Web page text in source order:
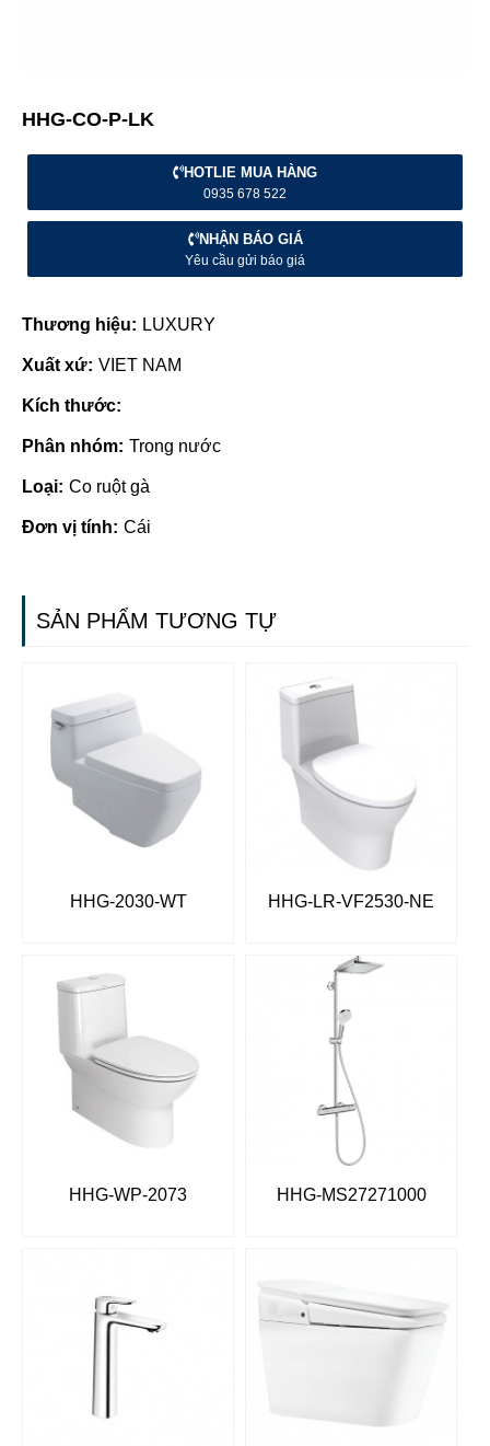
HHG-CO-P-LK
HOTLIE MUA HÀNG
0935 678 522
NHẬN BÁO GIÁ
Yêu cầu gửi báo giá
Thương hiệu: LUXURY
Xuất xứ: VIET NAM
Kích thước:
Phân nhóm: Trong nước
Loại: Co ruột gà
Đơn vị tính: Cái
SẢN PHẨM TƯƠNG TỰ
HHG-2030-WT HHG-LR-VF2530-NE
HHG-WP-2073 HHG-MS27271000